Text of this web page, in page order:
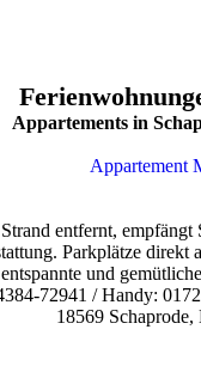
Appartements in
Appartement
entfernt,
Parkplätze
und
72941 / Handy:
18569 Schaprode,